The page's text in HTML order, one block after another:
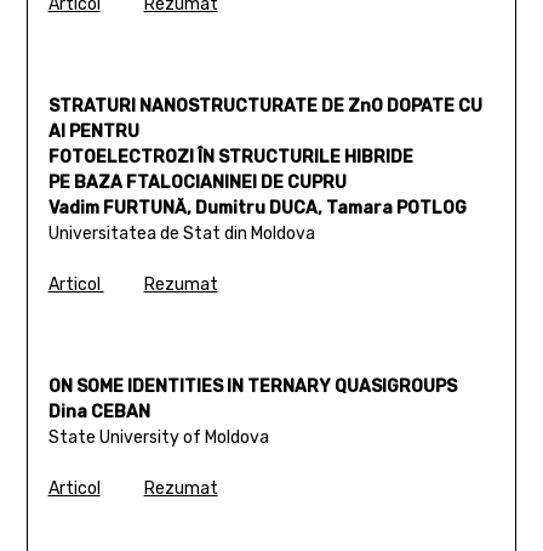
STRATURI NANOSTRUCTURATE DE ZnO DOPATE CU
Al PENTRU
FOTOELECTROZI ÎN STRUCTURILE HIBRIDE
PE BAZA FTALOCIANINEI DE CUPRU
Vadim FURTUNĂ, Dumitru DUCA, Tamara POTLOG
Universitatea de Stat din Moldova
Articol Rezumat
ON SOME IDENTITIES IN TERNARY QUASIGROUPS
Dina CEBAN
State University of Moldova
Articol Rezumat